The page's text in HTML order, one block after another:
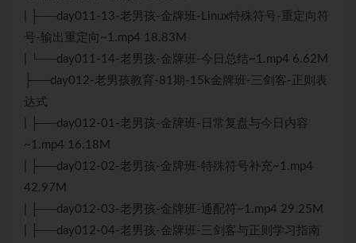
| ├──day011-13-老男孩-金牌班-Linux特殊符号-重定向符
号-输出重定向~1.mp4 18.83M
| └──day011-14-老男孩-金牌班-今日总结~1.mp4 6.62M
├──day012-老男孩教育-81期-15k金牌班-三剑客-正则表
达式
| ├──day012-01-老男孩-金牌班-日常复盘与今日内容
~1.mp4 16.18M
| ├──day012-02-老男孩-金牌班-特殊符号补充~1.mp4
42.97M
| ├──day012-03-老男孩-金牌班-通配符~1.mp4 29.25M
| ├──day012-04-老男孩-金牌班-三剑客与正则学习指南